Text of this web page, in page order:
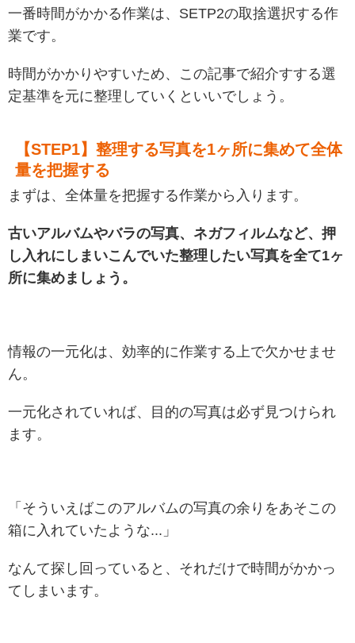
一番時間がかかる作業は、SETP2の取捨選択する作
業です。
時間がかかりやすいため、この記事で紹介すする選
定基準を元に整理していくといいでしょう。
【STEP1】整理する写真を1ヶ所に集めて全体
量を把握する
まずは、全体量を把握する作業から入ります。
古いアルバムやバラの写真、ネガフィルムなど、押
し入れにしまいこんでいた整理したい写真を全て1ヶ
所に集めましょう。
情報の一元化は、効率的に作業する上で欠かせませ
ん。
一元化されていれば、目的の写真は必ず見つけられ
ます。
「そういえばこのアルバムの写真の余りをあそこの
箱に入れていたような...」
なんて探し回っていると、それだけで時間がかかっ
てしまいます。